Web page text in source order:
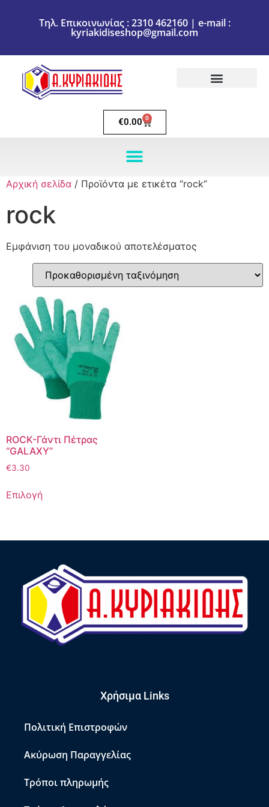
Τηλ. Επικοινωνίας : 2310 462160 | e-mail :
kyriakidiseshop@gmail.com
€0.00 0
Αρχική σελίδα / Προϊόντα με ετικέτα “rock”
rock
Εμφάνιση του μοναδικού αποτελέσματος
ROCK-Γάντι Πέτρας
“GALAXY”
€3.30
Επιλογή
Χρήσιμα Links
Πολιτική Επιστροφών
Ακύρωση Παραγγελίας
Τρόποι πληρωμής